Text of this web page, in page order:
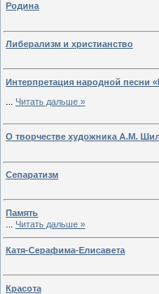
Родина
Либерализм и христианство
Интерпретация народной песни
Читать дальше »
О творчестве художника А.М.
Сепаратизм
Память
Читать дальше »
Катя-Серафима-Елисавета
Красота